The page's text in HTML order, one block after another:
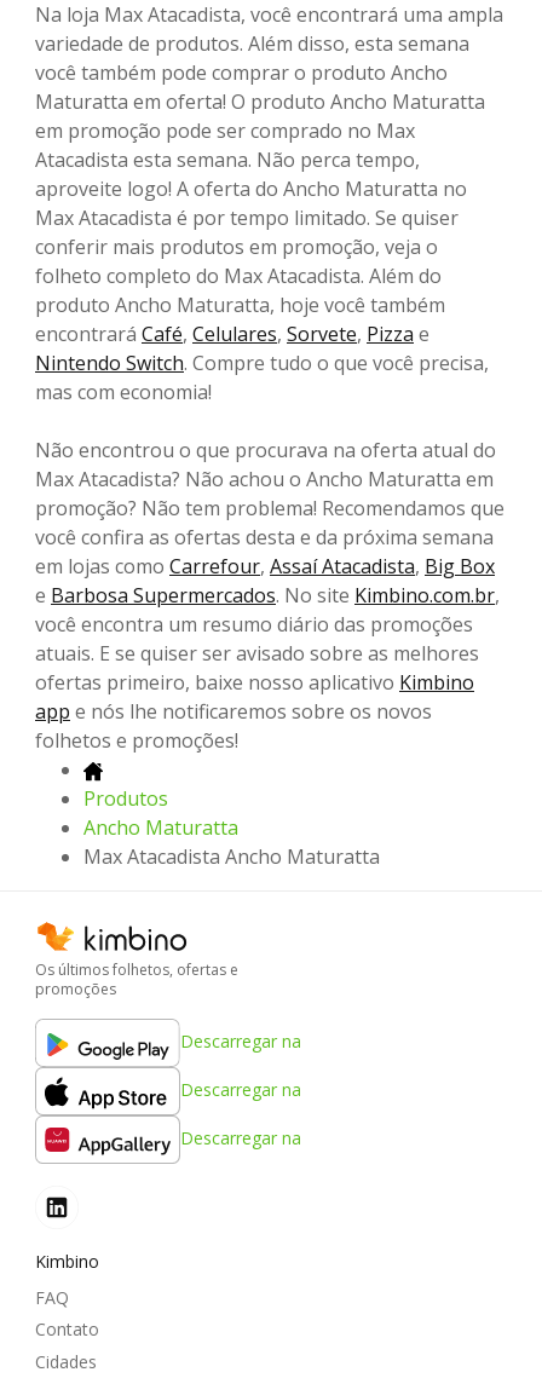
Na loja Max Atacadista, você encontrará uma ampla
variedade de produtos. Além disso, esta semana
você também pode comprar o produto Ancho
Maturatta em oferta! O produto Ancho Maturatta
em promoção pode ser comprado no Max
Atacadista esta semana. Não perca tempo,
aproveite logo! A oferta do Ancho Maturatta no
Max Atacadista é por tempo limitado. Se quiser
conferir mais produtos em promoção, veja o
folheto completo do Max Atacadista. Além do
produto Ancho Maturatta, hoje você também
encontrará Café, Celulares, Sorvete, Pizza e
Nintendo Switch. Compre tudo o que você precisa,
mas com economia!
Não encontrou o que procurava na oferta atual do
Max Atacadista? Não achou o Ancho Maturatta em
promoção? Não tem problema! Recomendamos que
você confira as ofertas desta e da próxima semana
em lojas como Carrefour, Assaí Atacadista, Big Box
e Barbosa Supermercados. No site Kimbino.com.br,
você encontra um resumo diário das promoções
atuais. E se quiser ser avisado sobre as melhores
ofertas primeiro, baixe nosso aplicativo Kimbino
app e nós lhe notificaremos sobre os novos
folhetos e promoções!
Produtos
Ancho Maturatta
Max Atacadista Ancho Maturatta
Os últimos folhetos, ofertas e
promoções
Descarregar na
Descarregar na
Descarregar na
Kimbino
FAQ
Contato
Cidades